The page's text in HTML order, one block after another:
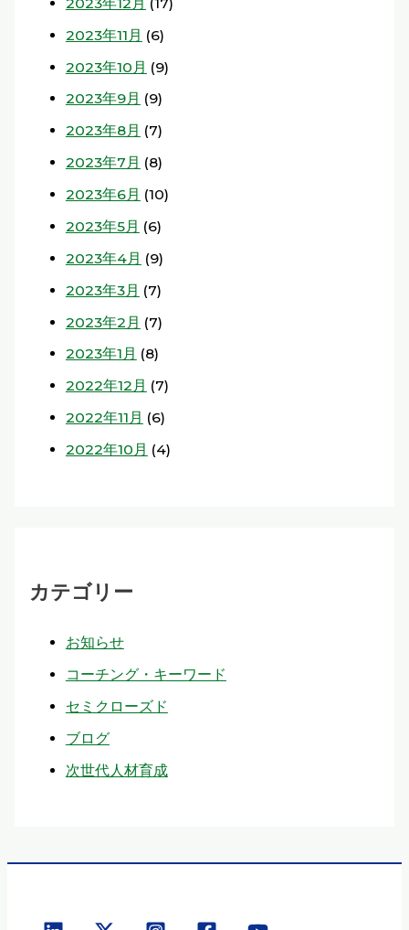
2023年11月 (6)
2023年10月 (9)
2023年9月 (9)
2023年8月 (7)
2023年7月 (8)
2023年6月 (10)
2023年5月 (6)
2023年4月 (9)
2023年3月 (7)
2023年2月 (7)
2023年1月 (8)
2022年12月 (7)
2022年11月 (6)
2022年10月 (4)
カテゴリー
お知らせ
コーチング・キーワード
セミクローズド
ブログ
次世代人材育成